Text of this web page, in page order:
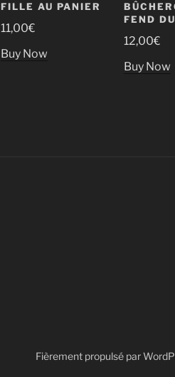
FILLE AU PANIER
11,00€
Buy Now
FEND
12,00€
Buy Now
Fièrement propulsé par